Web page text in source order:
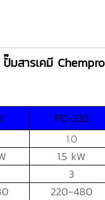
ปั๊มสารเคมี Chempro
PD-232
1.0
1.5 kW
3
220-480